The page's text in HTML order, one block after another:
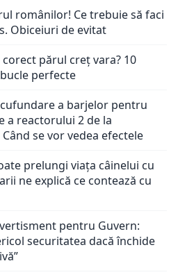
românilor! Ce trebuie să faci
Obiceiuri de evitat
părul creț vara? 10
perfecte
a barjelor pentru
a reactorului 2 de la
se vor vedea efectele
prelungi viața câinelui cu
ne explică ce contează cu
pentru Guvern:
securitatea dacă închide